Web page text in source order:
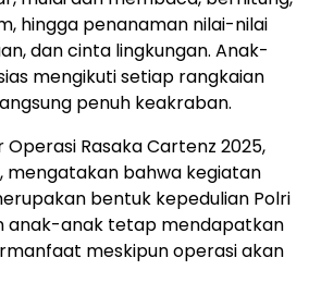
hingga penanaman nilai-nilai
dan cinta lingkungan. Anak-
mengikuti setiap rangkaian
penuh keakraban.
Operasi Rasaka Cartenz 2025,
mengatakan bahwa kegiatan
bentuk kepedulian Polri
anak-anak tetap mendapatkan
meskipun operasi akan